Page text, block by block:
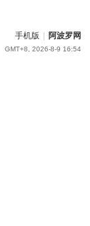
手机版 阿波罗网
GMT+8, 2026-8-9 16:54